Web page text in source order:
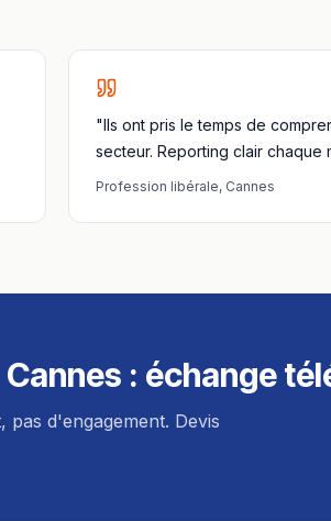
"Ils ont pris le temps de
secteur. Reporting clair chaque
Profession libérale, Cannes
Cannes : échange
d'engagement. Devis